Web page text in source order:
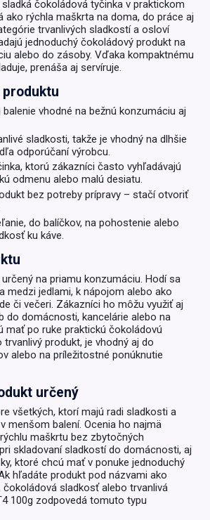
sladká čokoládová tyčinka v praktickom
ako rýchla maškrta na doma, do práce aj
trvanlivých sladkostí a osloví
jednoduchý čokoládový produkt na
alebo do zásoby. Vďaka kompaktnému
prenáša aj servíruje.
produktu
vhodné na bežnú konzumáciu aj
sladkosti, takže je vhodný na dlhšie
odporúčaní výrobcu.
ktorú zákazníci často vyhľadávajú
odmenu alebo malú desiatu.
bez potreby prípravy – stačí otvoriť
do balíčkov, na pohostenie alebo
ku káve.
na priamu konzumáciu. Hodí sa
medzi jedlami, k nápojom alebo ako
či večeri. Zákazníci ho môžu využiť aj
do domácnosti, kancelárie alebo na
mať po ruke praktickú čokoládovú
trvanlivý produkt, je vhodný aj do
alebo na príležitostné ponúknutie
určený
všetkých, ktorí majú radi sladkosti a
menšom balení. Ocenia ho najmä
maškrtu bez zbytočných
skladovaní sladkostí do domácnosti, aj
ktoré chcú mať v ponuke jednoduchý
hľadáte produkt pod názvami ako
sladkosť alebo trvanlivá
100g zodpovedá tomuto typu